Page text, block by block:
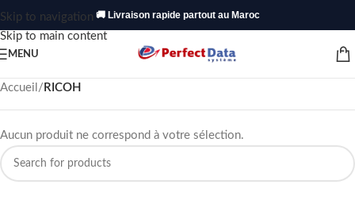
Skip to navigation
Skip to main content
🚚 Livraison rapide partout au Maroc
MENU
Accueil / RICOH
Aucun produit ne correspond à votre sélection.